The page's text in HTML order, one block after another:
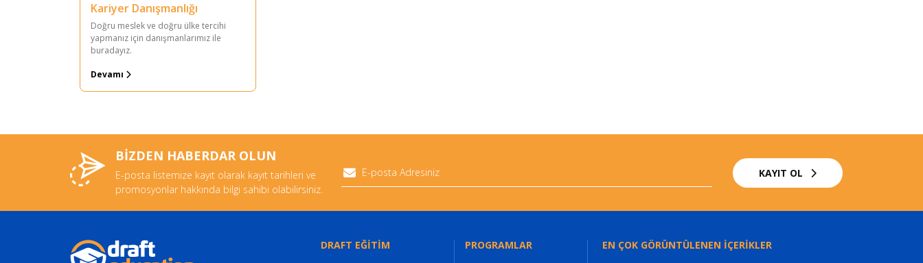
Kariyer Danışmanlığı
Doğru meslek ve doğru ülke tercihi
yapmanız için danışmanlarımız ile
buradayız.
Devamı
BİZDEN HABERDAR OLUN
E-posta listemize kayıt olarak kayıt tarihleri ve
promosyonlar hakkında bilgi sahibi olabilirsiniz.
KAYIT OL
DRAFT EĞİTİM PROGRAMLAR EN ÇOK GÖRÜNTÜLENEN İÇERİKLER